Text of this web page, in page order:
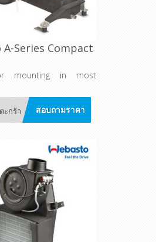
Series Compact
mounting in most
สอบถามราคา
ะกร้า